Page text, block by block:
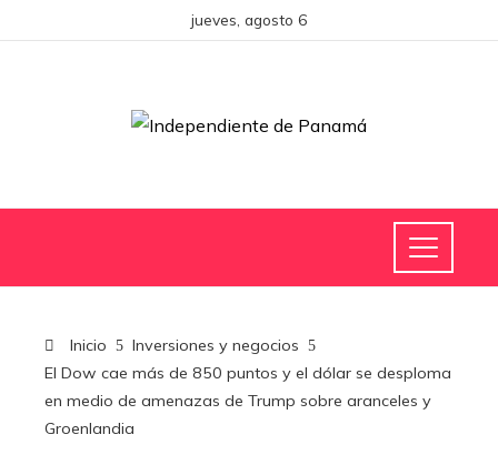
jueves, agosto 6
Inicio
Inversiones y negocios
El Dow cae más de 850 puntos y el dólar se desploma
en medio de amenazas de Trump sobre aranceles y
Groenlandia